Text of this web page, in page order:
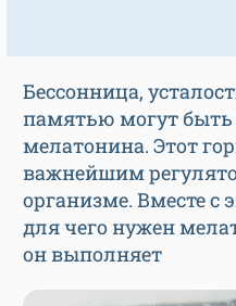
Бессонница,
памятью могут
мелатонина. Этот
важнейшим
организме. Вместе с
для чего нужен
он выполняет